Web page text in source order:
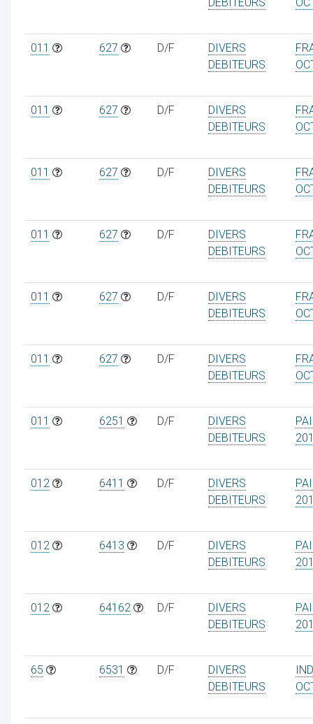
011 627 D/F
DIVERS
DEBITEURS
011 627 D/F
DIVERS
DEBITEURS
011 627 D/F
DIVERS
DEBITEURS
011 627 D/F
DIVERS
DEBITEURS
011 627 D/F
DIVERS
DEBITEURS
011 627 D/F
DIVERS
DEBITEURS
011 6251 D/F
DIVERS
DEBITEURS
012 6411 D/F
DIVERS
DEBITEURS
012 6413 D/F
DIVERS
DEBITEURS
012 64162 D/F
DIVERS
DEBITEURS
65 6531 D/F
DIVERS
DEBITEURS